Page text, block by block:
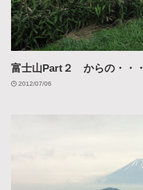
富士山Part２ からの・・・
2012/07/06